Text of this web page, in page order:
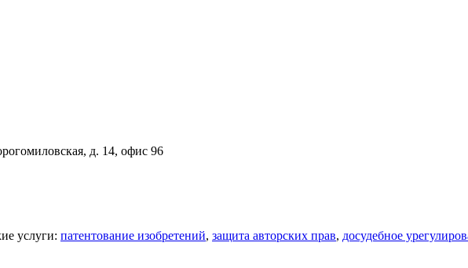
д. 14, офис 96
услуги: патентование изобретений, защита авторских прав, досудебное